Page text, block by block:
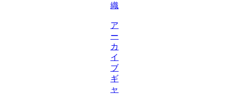
織
ア
ー
カ
イ
ブ
ギ
ャ